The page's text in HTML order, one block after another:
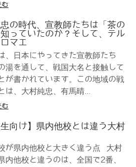
の時代、宣教師たちは「茶の
っていたのか？そして、テル
マエ
、日本にやってきた宣教師たち
湯を通して、戦国大名と接触して
が書かれています。この地域の戦
は、大村純忠、有馬晴...
生向け】県内他校とは違う大村
が県内他校と大きく違う点 大村
内他校と違うのは、全国で2番、